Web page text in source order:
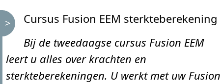
Cursus Fusion EEM sterkteberekening
Bij de tweedaagse cursus Fusion EEM
leert u alles over krachten en
sterkteberekeningen. U werkt met uw Fusion